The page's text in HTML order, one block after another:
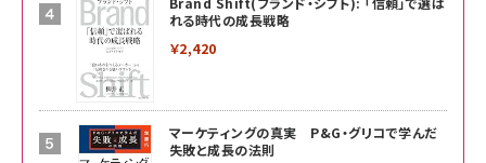
れる時代の成長戦略
￥2,420
マーケティングの真実 P&G・グリコで学んだ
失敗と成長の法則